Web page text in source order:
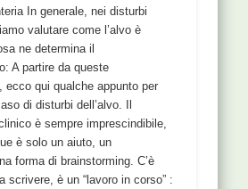
In generale, nei disturbi
valutare come l’alvo è
ne determina il
A partire da queste
ecco qui qualche appunto per
di disturbi dell’alvo. Il
è sempre imprescindibile,
è solo un aiuto, un
forma di brainstorming. C’è
scrivere, è un “lavoro in corso” :